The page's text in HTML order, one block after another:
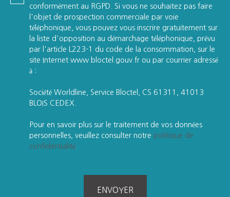
conformément au RGPD. Si vous ne souhaitez pas faire
l'objet de prospection commerciale par voie
téléphonique, vous pouvez vous inscrire gratuitement sur
la liste d'opposition au démarchage téléphonique, prévu
par l'article L223-1 du code de la consommation, sur le
site Internet www.bloctel.gouv.fr ou par courrier adressé
à :
Société Worldline, Service Bloctel, CS 61311, 41013
BLOIS CEDEX.
Pour en savoir plus sur le traitement de vos données
personnelles, veuillez consulter notre politique de
confidentialité
ENVOYER